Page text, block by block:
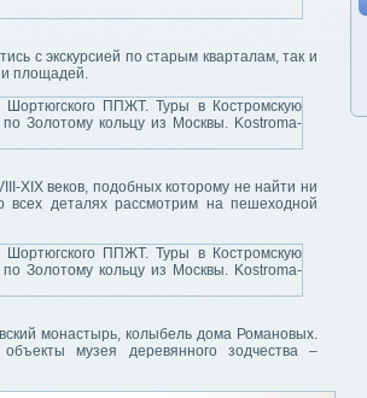
с экскурсией по старым кварталам, так и
и площадей.
XIX веков, подобных которому не найти ни
деталях рассмотрим на пешеходной
монастырь, колыбель дома Романовых.
музея деревянного зодчества –